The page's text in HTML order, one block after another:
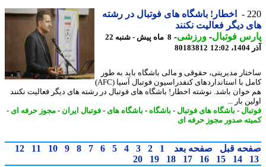
اخطار! باشگاه های فوتبال در رشته
دیگر فعالیت نکنند
فوتبال-ورزشی-
8 ماه پیش - شنبه 22
80183812
مدیریتی، حقوقی و مالی باشگاه باید به طور
کامل با استانداردهای کنفدراسیون فوتبال آسیا (AFC)
باشد. نوشته اخطار! باشگاه های فوتبال در رشته های دیگر فعالیت نکنند
بار ...
-باشگاه های فوتبال-باشگاه-باشگاه های -فوتبال ایران - مجوز حرفه ای-
صدور مجوز حرفه ای
قبل صفحه بعد 1
2
3
4
5
6
7
8
9
10
11
12
14
15
16
17
18
19
20